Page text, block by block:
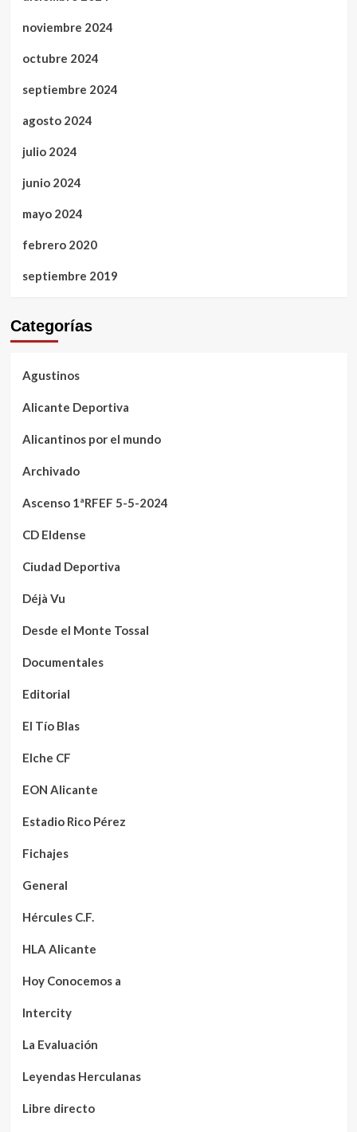
noviembre 2024
octubre 2024
septiembre 2024
agosto 2024
julio 2024
junio 2024
mayo 2024
febrero 2020
septiembre 2019
Categorías
Agustinos
Alicante Deportiva
Alicantinos por el mundo
Archivado
Ascenso 1ªRFEF 5-5-2024
CD Eldense
Ciudad Deportiva
Déjà Vu
Desde el Monte Tossal
Documentales
Editorial
El Tío Blas
Elche CF
EON Alicante
Estadio Rico Pérez
Fichajes
General
Hércules C.F.
HLA Alicante
Hoy Conocemos a
Intercity
La Evaluación
Leyendas Herculanas
Libre directo